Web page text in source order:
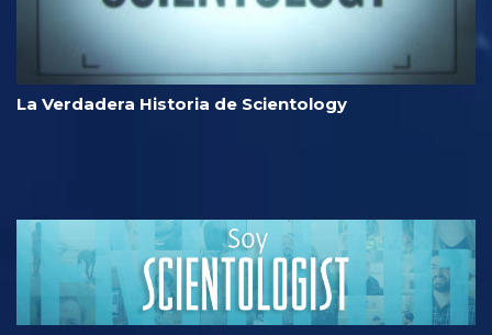
La Verdadera Historia de Scientology